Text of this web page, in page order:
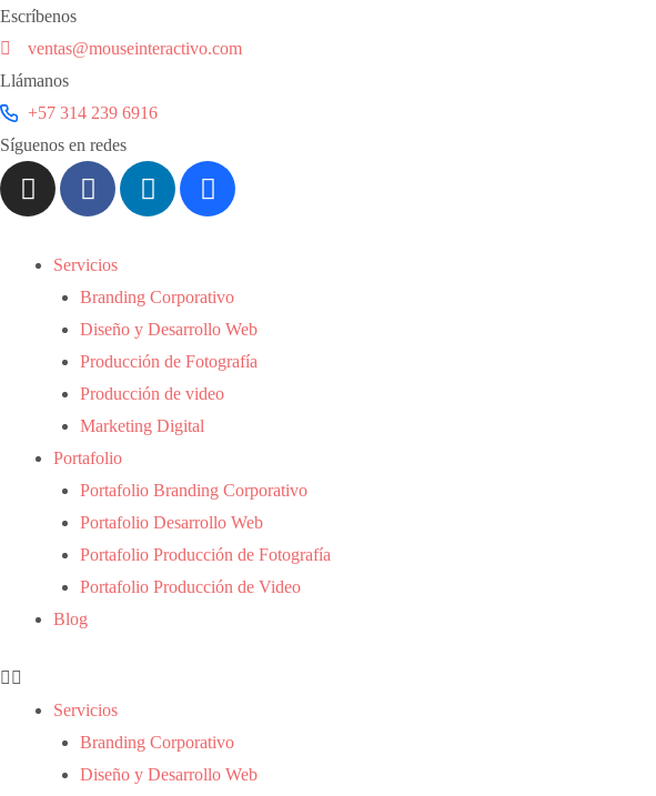
Escríbenos
ventas@mouseinteractivo.com
Llámanos
+57 314 239 6916
Síguenos en redes
Servicios
Branding Corporativo
Diseño y Desarrollo Web
Producción de Fotografía
Producción de video
Marketing Digital
Portafolio
Portafolio Branding Corporativo
Portafolio Desarrollo Web
Portafolio Producción de Fotografía
Portafolio Producción de Video
Blog
Servicios
Branding Corporativo
Diseño y Desarrollo Web